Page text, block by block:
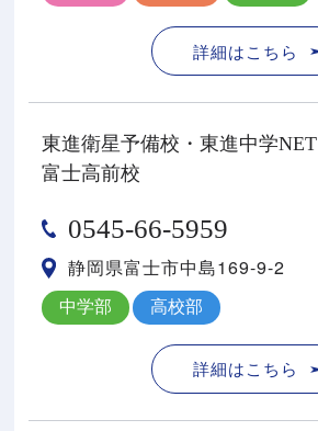
詳細はこちら
東進衛星予備校・東進中学NET
富士高前校
0545-66-5959
静岡県富士市中島169-9-2
中学部 高校部
詳細はこちら